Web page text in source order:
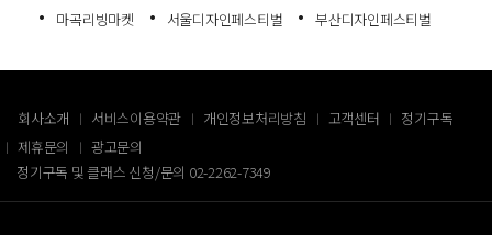
마곡리빙마켓
서울디자인페스티벌 부산디자인페스티벌
회사소개 서비스이용약관 개인정보처리방침 고객센터
정기구독
제휴문의
광고문의
정기구독 및 클래스 신청/문의 02-2262-7349